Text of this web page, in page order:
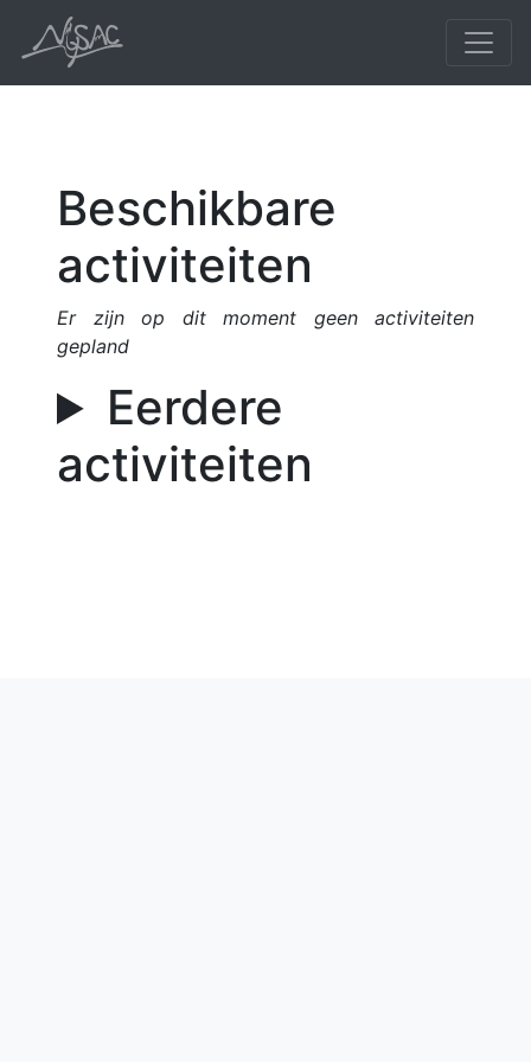
Beschikbare
activiteiten
Er zijn op dit moment geen activiteiten
gepland
Eerdere
activiteiten